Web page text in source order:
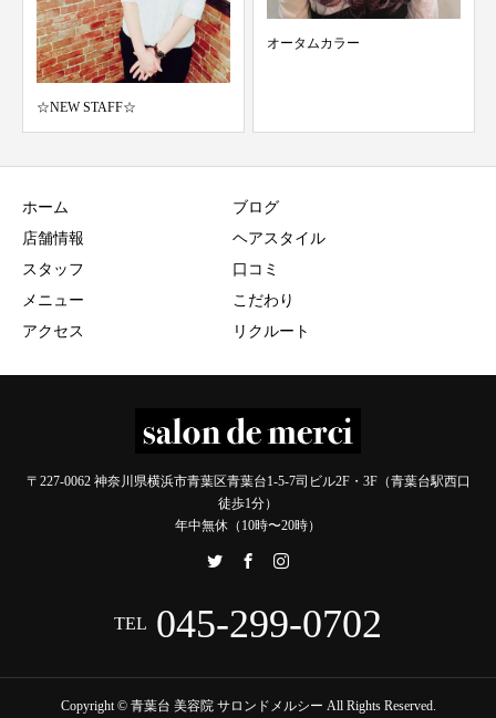
オータムカラー
ホーム
店舗情報
スタッフ
メニュー
アクセス
ブログ
ヘアスタイル
口コミ
こだわり
リクルート
〒227-0062 神奈川県横浜市青葉区青葉台1-5-7司ビル2F・3F（青葉台駅西口
徒歩1分）
年中無休（10時〜20時）
TEL 045-299-0702
Copyright © 青葉台 美容院 サロンドメルシー All Rights Reserved.